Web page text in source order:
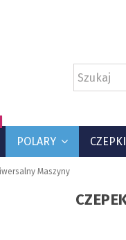
POLARY CZEPKI
Maszyny